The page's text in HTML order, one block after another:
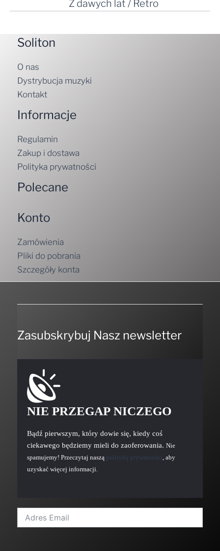
Z dawych lat / Retro
Soliton
O nas
Dystrybucja muzyki
Kontakt
Informacje
Regulamin
Zakup i dostawa
Polityka prywatności
Polecane
Konto
Zamówienia
Pliki do pobrania
Szczegóły konta
Zasubskrybuj Nasz newsletter
NIE PRZEGAP NICZEGO
Bądź pierwszym, który dowie się, kiedy coś
ciekawego będziemy mieli do zaoferowania. Nie
spamujemy! Przeczytaj naszą politykę prywatności, aby
uzyskać więcej informacji.